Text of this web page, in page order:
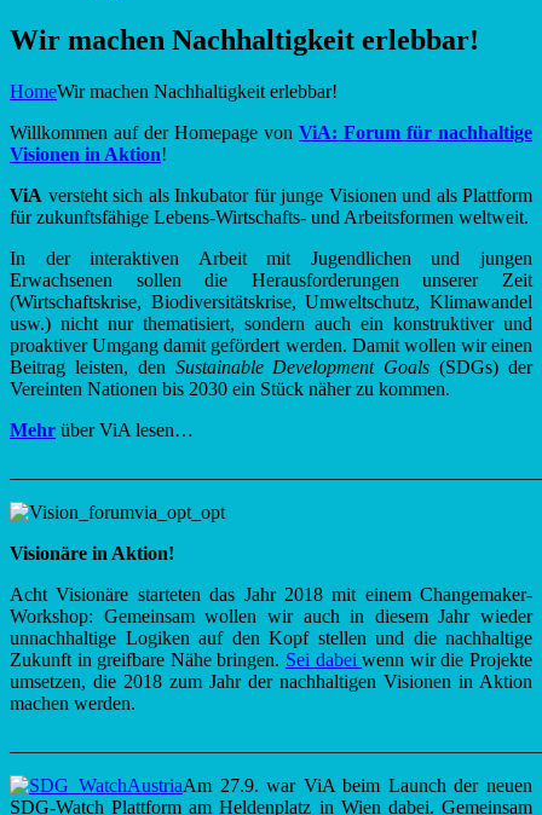
Wir machen Nachhaltigkeit erlebbar!
HomeWir machen Nachhaltigkeit erlebbar!
Willkommen auf der Homepage von ViA: Forum für nachhaltige
Visionen in Aktion!
ViA versteht sich als Inkubator für junge Visionen und als Plattform
für zukunftsfähige Lebens-Wirtschafts- und Arbeitsformen weltweit.
In der interaktiven Arbeit mit Jugendlichen und jungen
Erwachsenen sollen die Herausforderungen unserer Zeit
(Wirtschaftskrise, Biodiversitätskrise, Umweltschutz, Klimawandel
usw.) nicht nur thematisiert, sondern auch ein konstruktiver und
proaktiver Umgang damit gefördert werden. Damit wollen wir einen
Beitrag leisten, den Sustainable Development Goals(SDGs) der
Vereinten Nationen bis 2030 ein Stück näher zu kommen.
Mehr über ViA lesen…
Visionäre in Aktion!
Acht Visionäre starteten das Jahr 2018 mit einem Changemaker-
Workshop: Gemeinsam wollen wir auch in diesem Jahr wieder
unnachhaltige Logiken auf den Kopf stellen und die nachhaltige
Zukunft in greifbare Nähe bringen. Sei dabeiwenn wir die Projekte
umsetzen, die 2018 zum Jahr der nachhaltigen Visionen in Aktion
machen werden.
Am 27.9. war ViA beim Launch der neuen
SDG-Watch Plattform am Heldenplatz in Wien dabei. Gemeinsam